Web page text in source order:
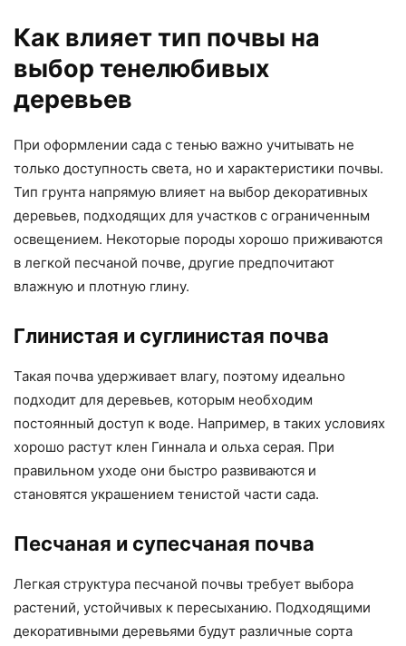
Как влияет тип почвы на
выбор тенелюбивых
деревьев
При оформлении сада с тенью важно учитывать не
только доступность света, но и характеристики почвы.
Тип грунта напрямую влияет на выбор декоративных
деревьев, подходящих для участков с ограниченным
освещением. Некоторые породы хорошо приживаются
в легкой песчаной почве, другие предпочитают
влажную и плотную глину.
Глинистая и суглинистая почва
Такая почва удерживает влагу, поэтому идеально
подходит для деревьев, которым необходим
постоянный доступ к воде. Например, в таких условиях
хорошо растут клен Гиннала и ольха серая. При
правильном уходе они быстро развиваются и
становятся украшением тенистой части сада.
Песчаная и супесчаная почва
Легкая структура песчаной почвы требует выбора
растений, устойчивых к пересыханию. Подходящими
декоративными деревьями будут различные сорта